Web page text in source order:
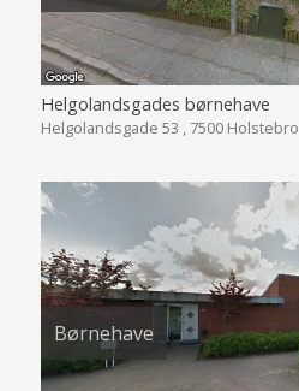
Helgolandsgades børnehave
Helgolandsgade 53 , 7500 Holstebro
Børnehave